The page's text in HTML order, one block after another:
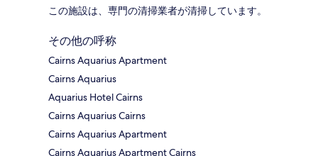
この施設は、専門の清掃業者が清掃しています。
その他の呼称
Cairns Aquarius Apartment
Cairns Aquarius
Aquarius Hotel Cairns
Cairns Aquarius Cairns
Cairns Aquarius Apartment
Cairns Aquarius Apartment Cairns